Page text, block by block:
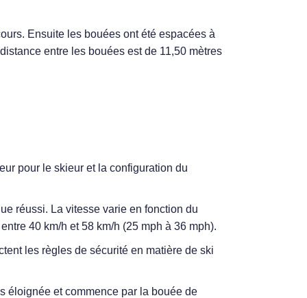
Ensuite les bouées ont été espacées à
entre les bouées est de 11,50 mètres
pour le skieur et la configuration du
réussi. La vitesse varie en fonction du
40 km/h et 58 km/h (25 mph à 36 mph).
les règles de sécurité en matière de ski
éloignée et commence par la bouée de